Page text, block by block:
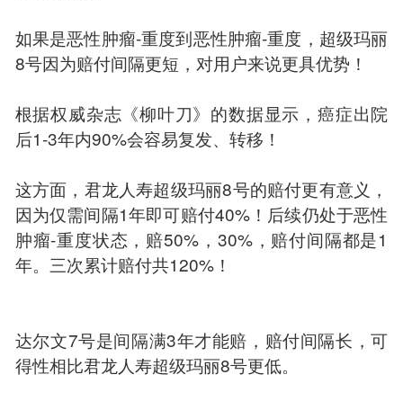
如果是恶性肿瘤-重度到恶性肿瘤-重度，超级玛丽
8号因为赔付间隔更短，对用户来说更具优势！
根据权威杂志《柳叶刀》的数据显示，癌症出院
后1-3年内90%会容易复发、转移！
这方面，君龙人寿超级玛丽8号的赔付更有意义，
因为仅需间隔1年即可赔付40%！后续仍处于恶性
肿瘤-重度状态，赔50%，30%，赔付间隔都是1
年。三次累计赔付共120%！
达尔文7号是间隔满3年才能赔，赔付间隔长，可
得性相比君龙人寿超级玛丽8号更低。